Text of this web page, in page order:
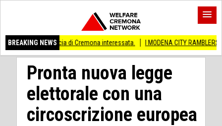
BREAKING NEWS
di Cremona interessata. I MODENA CITY RAMBLERS ARRIVANO A
Pronta nuova legge
elettorale con una
circoscrizione europea